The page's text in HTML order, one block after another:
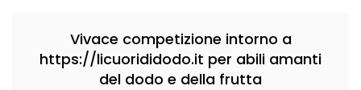
Vivace competizione intorno a
https://licuorididodo.it per abili amanti
del dodo e della frutta